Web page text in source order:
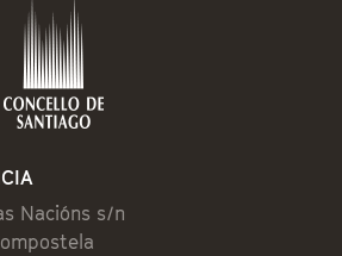
Nacións s/n